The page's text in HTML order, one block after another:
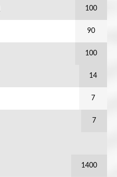
100
90
100
14
7
7
1400